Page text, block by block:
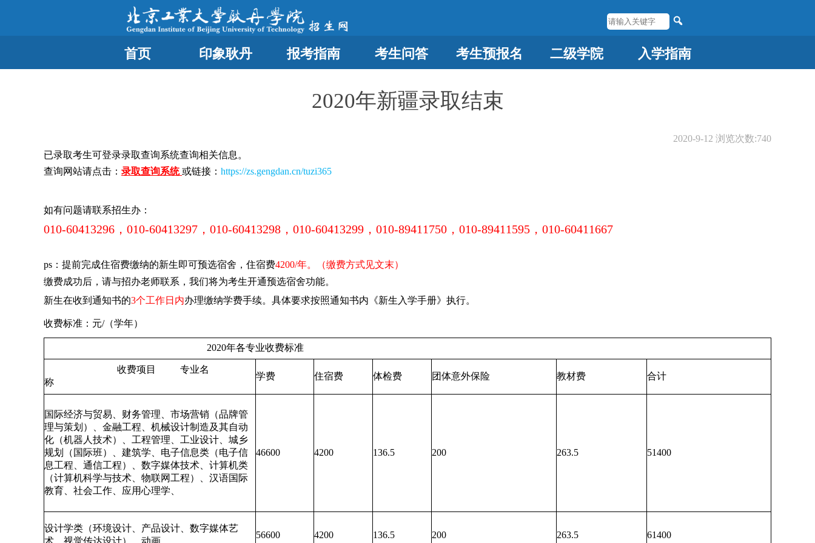
首页 印象耿丹 报考指南 考生问答 考生预报名 二级学院 入学指南
2020年新疆录取结束
2020-9-12 浏览次数:740
已录取考生可登录录取查询系统查询相关信息。
查询网站请点击： 录取查询系统 或链接： https://zs.gengdan.cn/tuzi365
如有问题请联系招生办：
010-60413296，010-60413297，010-60413298，010-60413299，010-89411750，010-89411595，010-60411667
ps：提前完成住宿费缴纳的新生即可预选宿舍，住宿费4200/年。（缴费方式见文末）
缴费成功后，请与招办老师联系，我们将为考生开通预选宿舍功能。
新生在收到通知书的3个工作日内办理缴纳学费手续。具体要求按照通知书内《新生入学手册》执行。
收费标准：元/（学年）
2020年各专业收费标准
收费项目 专业名
称
学费 住宿费 体检费 团体意外保险 教材费 合计
国际经济与贸易、财务管理、市场营销（品牌管
理与策划）、金融工程、机械设计制造及其自动
化（机器人技术）、工程管理、工业设计、城乡
规划（国际班）、建筑学、电子信息类（电子信
息工程、通信工程）、数字媒体技术、计算机类
（计算机科学与技术、物联网工程）、汉语国际
教育、社会工作、应用心理学、
46600 4200 136.5 200 263.5 51400
设计学类（环境设计、产品设计、数字媒体艺
56600 4200 136.5 200 263.5 61400